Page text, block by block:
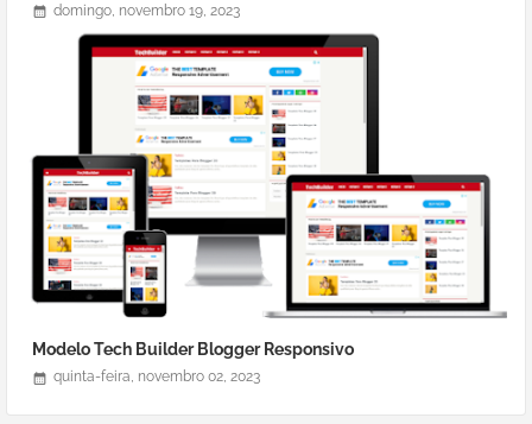
domingo, novembro 19, 2023
Modelo Tech Builder Blogger Responsivo
quinta-feira, novembro 02, 2023